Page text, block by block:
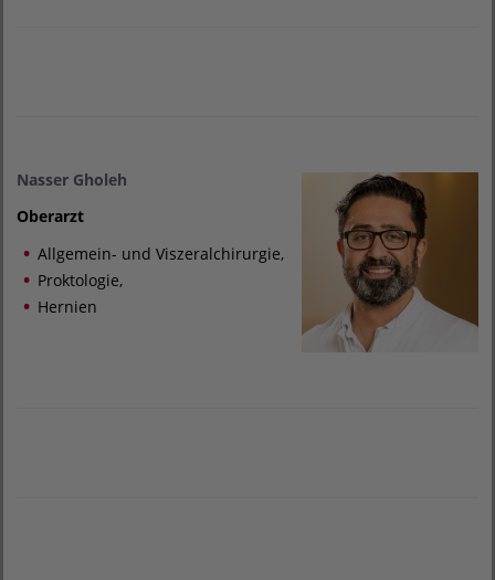
Nasser Gholeh
Oberarzt
Allgemein- und Viszeralchirurgie,
Proktologie,
Hernien